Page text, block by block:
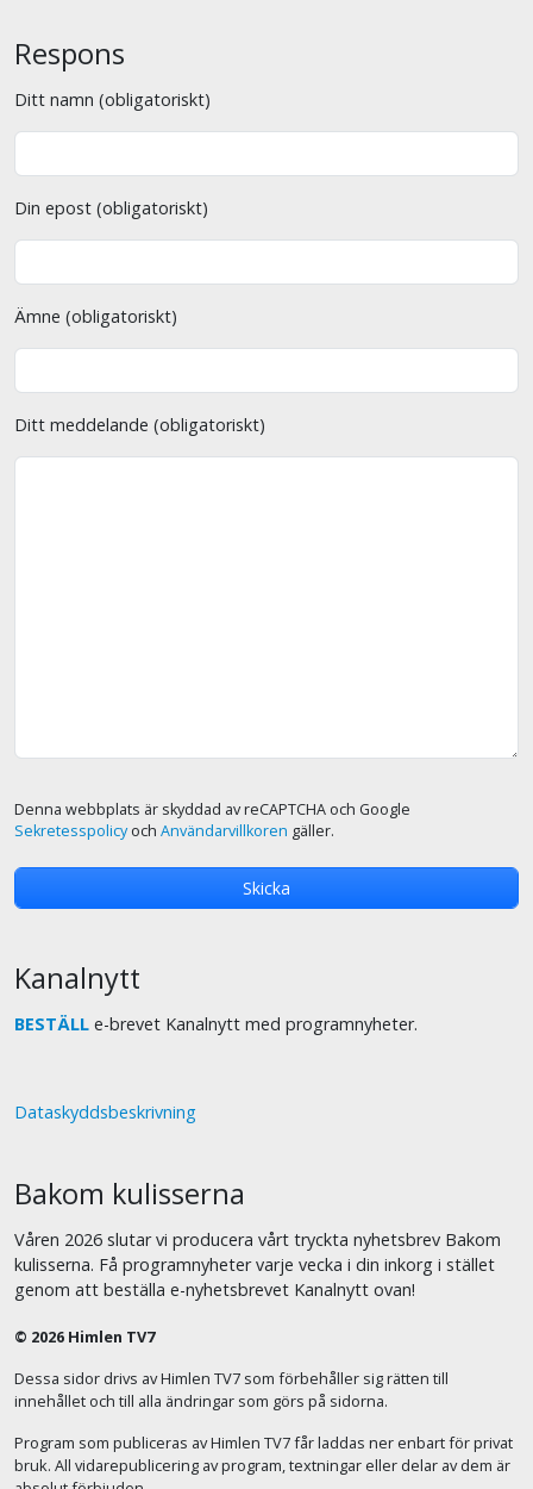
Respons
Ditt namn (obligatoriskt)
Din epost (obligatoriskt)
Ämne (obligatoriskt)
Ditt meddelande (obligatoriskt)
Denna webbplats är skyddad av reCAPTCHA och Google
Sekretesspolicyoch Användarvillkoren gäller.
Kanalnytt
BESTÄLL e-brevet Kanalnytt med programnyheter.
Dataskyddsbeskrivning
Bakom kulisserna
Våren 2026 slutar vi producera vårt tryckta nyhetsbrev Bakom
kulisserna. Få programnyheter varje vecka i din inkorg i stället
genom att beställa e-nyhetsbrevet Kanalnytt ovan!
© 2026 Himlen TV7
Dessa sidor drivs av Himlen TV7 som förbehåller sig rätten till
innehållet och till alla ändringar som görs på sidorna.
Program som publiceras av Himlen TV7 får laddas ner enbart för privat
bruk. All vidarepublicering av program, textningar eller delar av dem är